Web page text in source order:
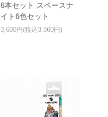
6本セット スペースナ
イト6色セット
3,600円(税込3,960円)